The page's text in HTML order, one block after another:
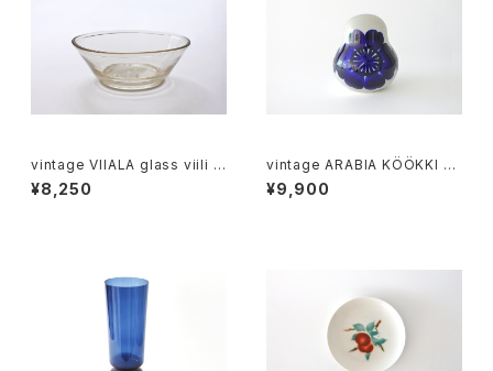
vintage VIIALA glass viili b
owl / ヴィンテージ ヴィーアラ
ガラスのヴィーリボウル
¥8,250
vintage ARABIA KÖÖKKI sa
lt＆pepper shaker cobalt /
ヴィンテージ アラビア ソルト＆
¥9,900